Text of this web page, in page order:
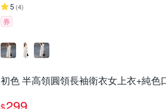
5 (4)
券
初色 半高領圓領長袖衛衣女上衣+純
$299